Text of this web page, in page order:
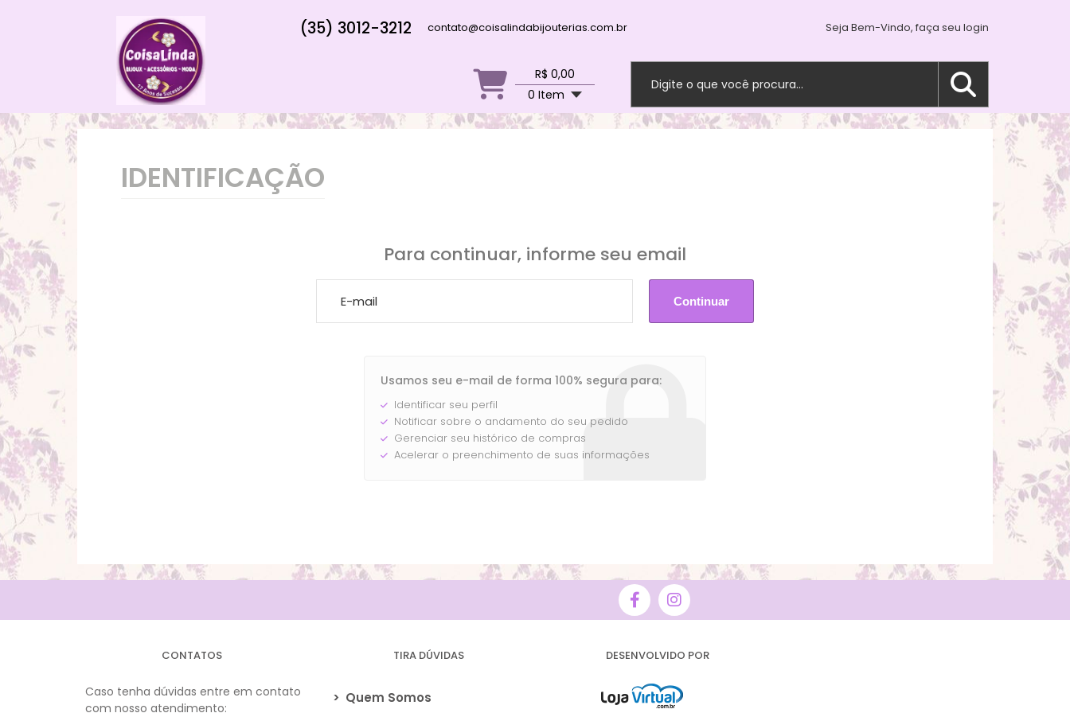
(35) 3012-3212 contato@coisalindabijouterias.com.br Seja Bem-Vindo, faça seu login
R$ 0,00
0 Item
IDENTIFICAÇÃO
Para continuar, informe seu email
Seu cadastro está em processo de aprovação.
Em breve entraremos em contato.
Continuar
Usamos seu e-mail de forma 100% segura para:
Identificar seu perfil
Notificar sobre o andamento do seu pedido
Gerenciar seu histórico de compras
Acelerar o preenchimento de suas informações
CONTATOS
Caso tenha dúvidas entre em contato
com nosso atendimento:
TIRA DÚVIDAS
> Quem Somos
DESENVOLVIDO POR